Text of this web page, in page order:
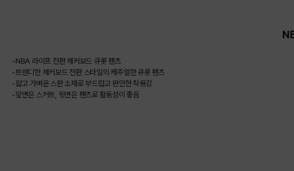
-NBA 라이프 전판 체커보드 큐롯 팬츠
-트렌디한 체커보드 전판 스타일의 캐주얼한 큐롯 팬츠
-얇고 가벼운 스판 소재로 부드럽고 편안한 착용감
-앞면은 스커트, 뒷면은 팬츠로 활동성이 좋음